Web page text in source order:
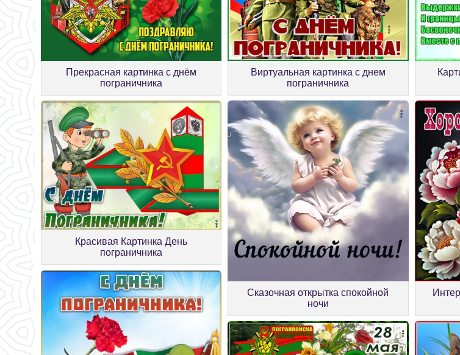
Прекрасная картинка с днём
пограничника
Виртуальная картинка с днем
пограничника
Красивая Картинка День
пограничника
Сказочная открытка спокойной
ночи